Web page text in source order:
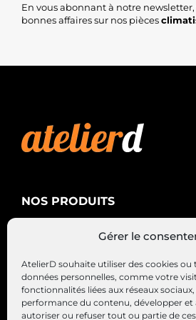
Gérer le
AtelierD souhaite utiliser des cookies
données personnelles, comme votre
fonctionnalités liées aux réseaux
performance du contenu, développer
autoriser ou refuser tout ou partie de
En vous abonnant à notre
bonnes affaires sur nos pièces
NOS PRODUITS
Alternateurs – Démarreurs